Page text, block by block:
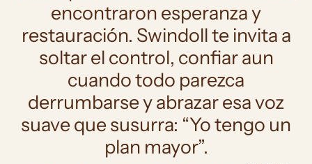
encontraron esperanza y
restauración. Swindoll te invita a
soltar el control, confiar aun
cuando todo parezca
derrumbarse y abrazar esa voz
suave que susurra: “Yo tengo un
plan mayor”.